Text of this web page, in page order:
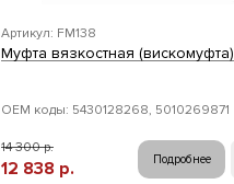
Артикул: FM138
Муфта вязкостная (вискомуфта)
ОЕМ коды: 5430128268, 5010269871
14 300 р.
12 838 р. Подробнее